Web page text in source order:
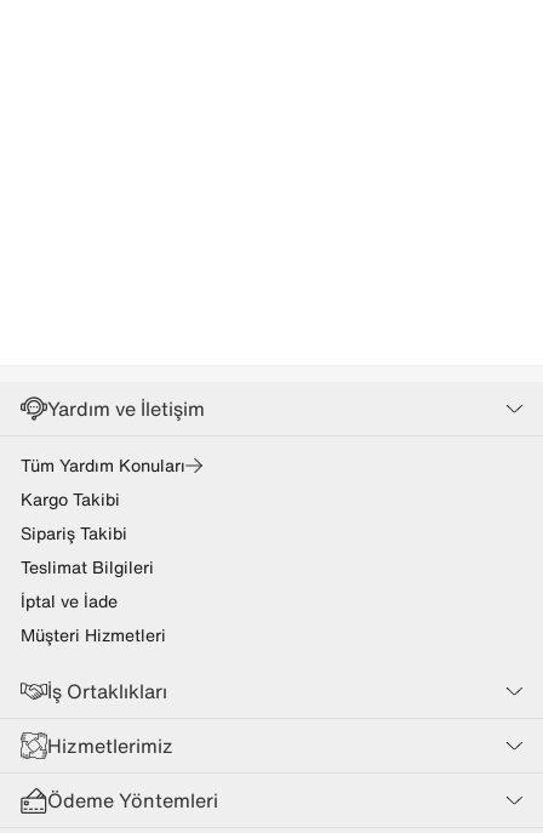
Yardım ve İletişim
Tüm Yardım Konuları
Kargo Takibi
Sipariş Takibi
Teslimat Bilgileri
İptal ve İade
Müşteri Hizmetleri
İş Ortaklıkları
Hizmetlerimiz
Ödeme Yöntemleri